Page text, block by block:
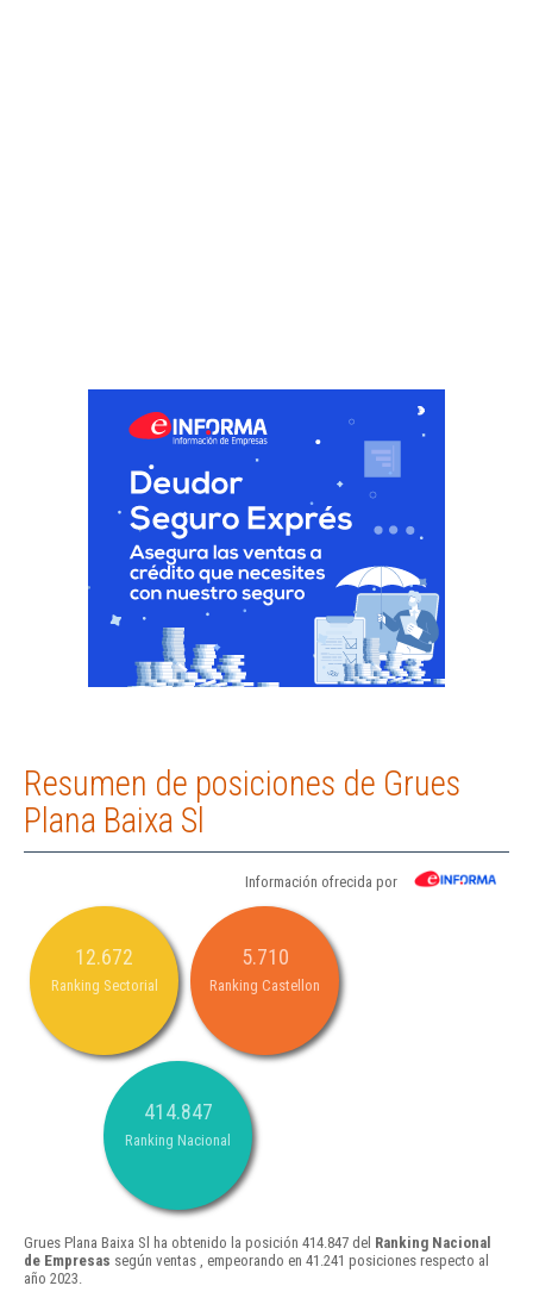
Resumen de posiciones de Grues
Plana Baixa Sl
Información ofrecida por
12.672
Ranking Sectorial
5.710
Ranking Castellon
414.847
Ranking Nacional
Grues Plana Baixa Sl ha obtenido la posición 414.847 del Ranking Nacional
de Empresas según ventas , empeorando en 41.241 posiciones respecto al
año 2023.